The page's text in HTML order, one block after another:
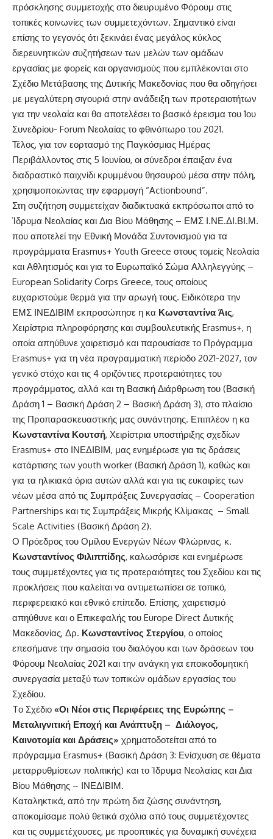
πρόσκλησης συμμετοχής στο διευρυμένο Φόρουμ στις
τοπικές κοινωνίες των συμμετεχόντων. Σημαντικό είναι
επίσης το γεγονός ότι ξεκινάει ένας μεγάλος κύκλος
διερευνητικών συζητήσεων των μελών των ομάδων
εργασίας με φορείς και οργανισμούς που εμπλέκονται στο
Σχέδιο Μετάβασης της Δυτικής Μακεδονίας που θα οδηγήσει
με μεγαλύτερη σιγουριά στην ανάδειξη των προτεραιοτήτων
για την νεολαία και θα αποτελέσει το βασικό έρεισμα του 1ου
Συνεδρίου- Forum Νεολαίας το φθινόπωρο του 2021.
Τέλος, για τον εορτασμό της Παγκόσμιας Ημέρας
Περιβάλλοντος στις 5 Ιουνίου, οι σύνεδροι έπαιξαν ένα
διαδραστικό παιχνίδι κρυμμένου θησαυρού μέσα στην πόλη,
χρησιμοποιώντας την εφαρμογή “Actionbound”.
Στη συζήτηση συμμετείχαν διαδικτυακά εκπρόσωποι από το
Ίδρυμα Νεολαίας και Δια Βίου Μάθησης – ΕΜΣ Ι.ΝΕ.ΔΙ.ΒΙ.Μ.
που αποτελεί την Εθνική Μονάδα Συντονισμού για τα
προγράμματα Erasmus+ Youth Greece στους τομείς Νεολαία
και Αθλητισμός και για το Ευρωπαϊκό Σώμα Αλληλεγγύης –
European Solidarity Corps Greece, τους οποίους
ευχαριστούμε θερμά για την αρωγή τους. Ειδικότερα την
ΕΜΣ ΙΝΕΔΙΒΙΜ εκπροσώπησε η κα Κωνσταντίνα Άις,
Χειρίστρια πληροφόρησης και συμβουλευτικής Erasmus+, η
οποία απηύθυνε χαιρετισμό και παρουσίασε το Πρόγραμμα
Erasmus+ για τη νέα προγραμματική περίοδο 2021-2027, τον
γενικό στόχο και τις 4 οριζόντιες προτεραιότητες του
προγράμματος, αλλά και τη Βασική Διάρθρωση του (Βασική
Δράση 1 – Βασική Δράση 2 – Βασική Δράση 3), στο πλαίσιο
της Προπαρασκευαστικής μας συνάντησης. Επιπλέον η κα
Κωνσταντίνα Κουτσή, Χειρίστρια υποστήριξης σχεδίων
Erasmus+ στο ΙΝΕΔΙΒΙΜ, μας ενημέρωσε για τις δράσεις
κατάρτισης των youth worker (Βασική Δράση 1), καθώς και
για τα ηλικιακά όρια αυτών αλλά και για τις ευκαιρίες των
νέων μέσα από τις Συμπράξεις Συνεργασίας – Cooperation
Partnerships και τις Συμπράξεις Μικρής Κλίμακας – Small
Scale Activities (Βασική Δράση 2).
Ο Πρόεδρος του Ομίλου Ενεργών Νέων Φλώρινας, κ.
Κωνσταντίνος Φιλιππίδης, καλωσόρισε και ενημέρωσε
τους συμμετέχοντες για τις προτεραιότητες του Σχεδίου και τις
προκλήσεις που καλείται να αντιμετωπίσει σε τοπικό,
περιφερειακό και εθνικό επίπεδο. Επίσης, χαιρετισμό
απηύθυνε και ο Επικεφαλής του Europe Direct Δυτικής
Μακεδονίας, Δρ. Κωνσταντίνος Στεργίου, ο οποίος
επεσήμανε την σημασία του διαλόγου και των δράσεων του
Φόρουμ Νεολαίας 2021 και την ανάγκη για εποικοδομητική
συνεργασία μεταξύ των τοπικών ομάδων εργασίας του
Σχεδίου.
Tο Σχέδιο «Οι Νέοι στις Περιφέρειες της Ευρώπης –
Μεταλιγνιτική Εποχή και Ανάπτυξη – Διάλογος,
Καινοτομία και Δράσεις» χρηματοδοτείται από το
πρόγραμμα Erasmus+ (Βασική Δράση 3: Ενίσχυση σε θέματα
μεταρρυθμίσεων πολιτικής) και το Ίδρυμα Νεολαίας και Δια
Βίου Μάθησης – ΙΝΕΔΙΒΙΜ.
Καταληκτικά, από την πρώτη δια ζώσης συνάντηση,
αποκομίσαμε πολύ θετικά σχόλια από τους συμμετέχοντες
και τις συμμετέχουσες, με προοπτικές για δυναμική συνέχεια